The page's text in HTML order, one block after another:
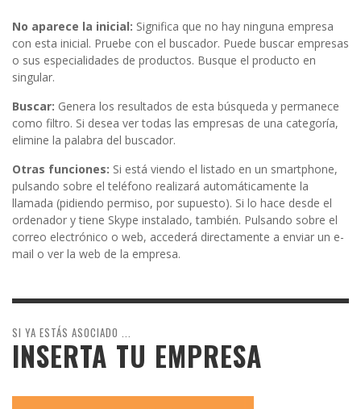
No aparece la inicial: Significa que no hay ninguna empresa
con esta inicial. Pruebe con el buscador. Puede buscar empresas
o sus especialidades de productos. Busque el producto en
singular.
Buscar: Genera los resultados de esta búsqueda y permanece
como filtro. Si desea ver todas las empresas de una categoría,
elimine la palabra del buscador.
Otras funciones: Si está viendo el listado en un smartphone,
pulsando sobre el teléfono realizará automáticamente la
llamada (pidiendo permiso, por supuesto). Si lo hace desde el
ordenador y tiene Skype instalado, también. Pulsando sobre el
correo electrónico o web, accederá directamente a enviar un e-
mail o ver la web de la empresa.
SI YA ESTÁS ASOCIADO ...
INSERTA TU EMPRESA